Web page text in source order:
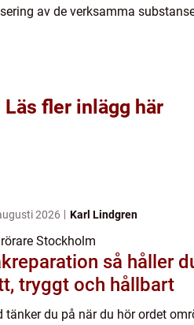
av de verksamma
Läs fler inlägg här
2026 Karl Lindgren
Stockholm
så håller du taket
tryggt och hållbart
tänker du på när du hör ordet